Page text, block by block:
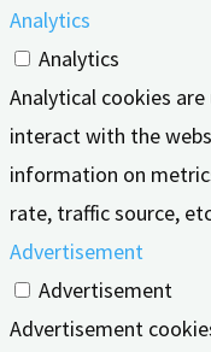
Analytics
Analytics
Analytical cookies
interact with the
information on
rate, traffic source,
Advertisement
Advertisement
Advertisement